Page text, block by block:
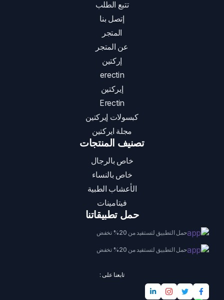
تتبع الطلب
إتصل بنا
المتجر
عن المتجر
إركتين
erectin
إيركتين
Erectin
كبسولات إيركتين
مجلة ايركتين
تصنيف المنتجات
خاص بالرجال
خاص بالنساء
الأعشاب الطبية
فيتامينات
حمل تطبيقاتنا
حمل التطبيق لتستفيد من 20% تخفض
حمل التطبيق لتستفيد من 20% تخفض
تابعنا على :